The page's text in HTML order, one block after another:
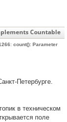
: count(): Parameter
Countable
Петербурге.
в техническом
поле